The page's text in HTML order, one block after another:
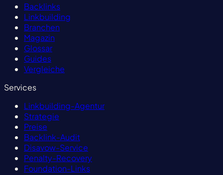
Backlinks
Linkbuilding
Branchen
Magazin
Glossar
Guides
Vergleiche
Services
Linkbuilding-Agentur
Strategie
Preise
Backlink-Audit
Disavow-Service
Penalty-Recovery
Foundation-Links